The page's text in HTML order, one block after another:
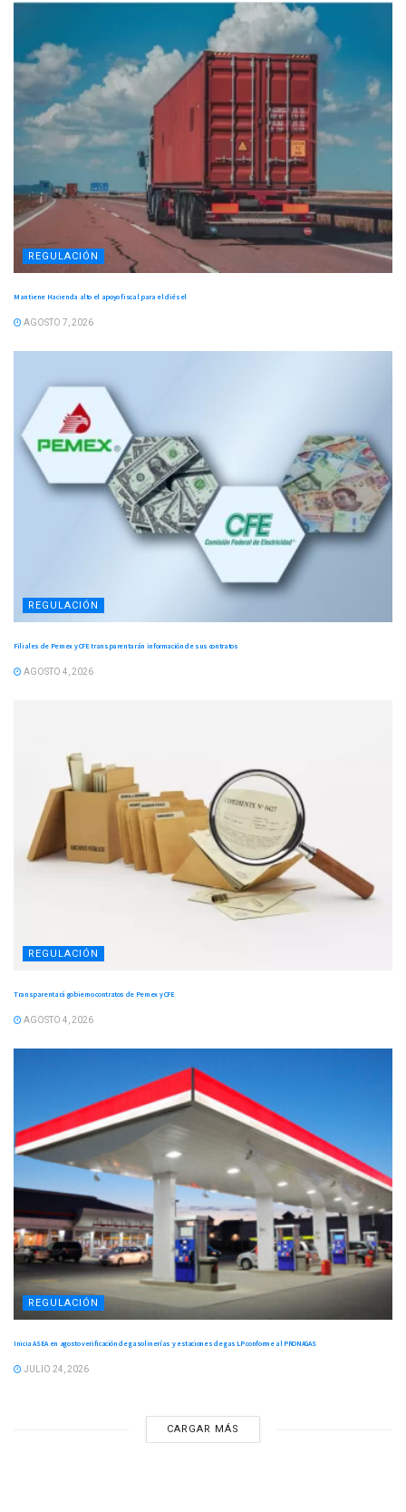
REGULACIÓN
Mantiene Hacienda alto el apoyo fiscal para el diésel
AGOSTO 7, 2026
REGULACIÓN
Filiales de Pemex y CFE transparentarán información de sus contratos
AGOSTO 4, 2026
REGULACIÓN
Transparentará gobierno contratos de Pemex y CFE
AGOSTO 4, 2026
REGULACIÓN
Inicia ASEA en agosto verificación de gasolinerías y estaciones de gas LP conforme al PRONAGAS
JULIO 24, 2026
CARGAR MÁS